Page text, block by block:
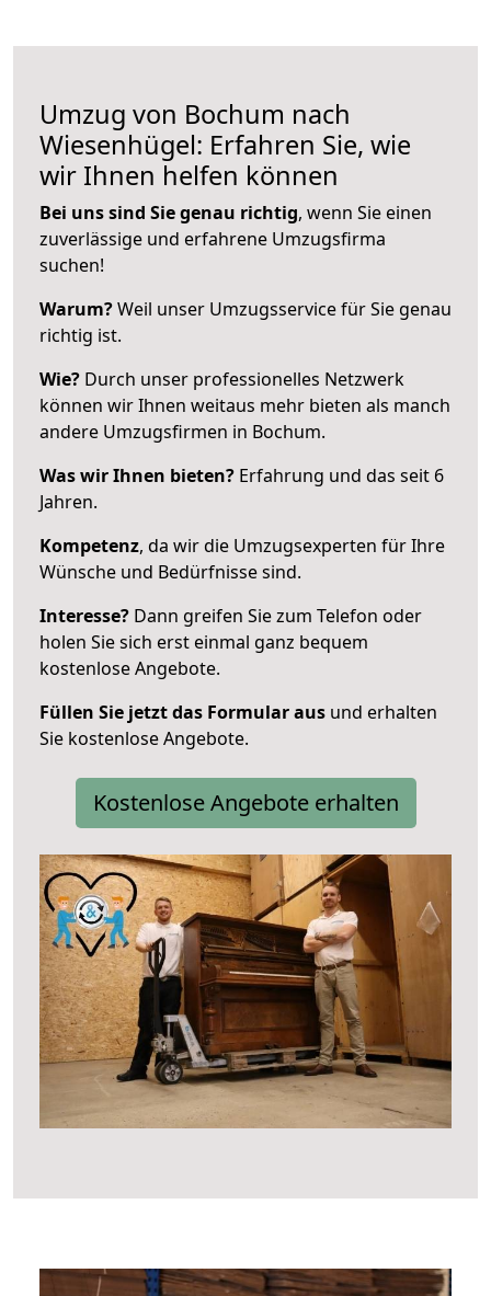
Umzug von Bochum nach
Wiesenhügel: Erfahren Sie, wie
wir Ihnen helfen können
Bei uns sind Sie genau richtig, wenn Sie einen
zuverlässige und erfahrene Umzugsfirma
suchen!
Warum?Weil unser Umzugsservice für Sie genau
richtig ist.
Wie? Durch unser professionelles Netzwerk
können wir Ihnen weitaus mehr bieten als manch
andere Umzugsfirmen in Bochum.
Was wir Ihnen bieten? Erfahrung und das seit 6
Jahren.
Kompetenz, da wir die Umzugsexperten für Ihre
Wünsche und Bedürfnisse sind.
Interesse? Dann greifen Sie zum Telefon oder
holen Sie sich erst einmal ganz bequem
kostenlose Angebote.
Füllen Sie jetzt das Formular aus und erhalten
Sie kostenlose Angebote.
Kostenlose Angebote erhalten